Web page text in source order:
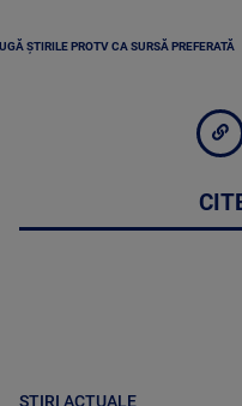
ȘTIRILE PROTV CA SURSĂ PREFERATĂ
ȘTIRI ACTUALE